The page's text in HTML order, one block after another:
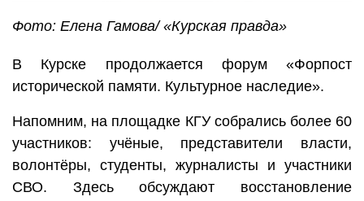
Фото: Елена Гамова/ «Курская правда»
В Курске продолжается форум «Форпост
исторической памяти. Культурное наследие».
Напомним, на площадке КГУ собрались более 60
участников: учёные, представители власти,
волонтёры, студенты, журналисты и участники
СВО. Здесь обсуждают восстановление